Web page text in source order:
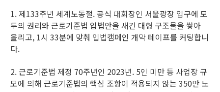
1. 제133주년 세계노동절. 공식 대회장인 서울광장 입구에 모
두의 권리와 근로기준법 입법안을 새긴 대형 구조물을 쌓아
올리고, 1시 33분에 맞춰 입법캠페인 개막 테이프를 커팅합니
다.
2. 근로기준법 제정 70주년인 2023년. 5인 미만 등 사업장 규
모에 의해 근로기준법의 핵심 조항이 적용되지 않는 350만 노